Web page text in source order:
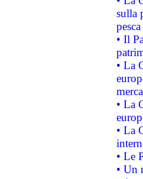
sulla
pesca
• Il
• La
• La
• La
• Le
• Un